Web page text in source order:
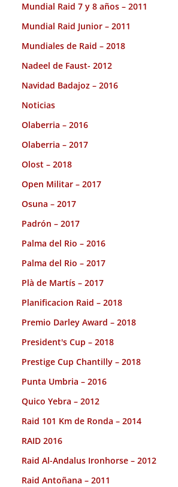
Mundial Raid 7 y 8 años – 2011
Mundial Raid Junior – 2011
Mundiales de Raid – 2018
Nadeel de Faust- 2012
Navidad Badajoz – 2016
Noticias
Olaberria – 2016
Olaberria – 2017
Olost – 2018
Open Militar – 2017
Osuna – 2017
Padrón – 2017
Palma del Rio – 2016
Palma del Rio – 2017
Plà de Martís – 2017
Planificacion Raid – 2018
Premio Darley Award – 2018
President's Cup – 2018
Prestige Cup Chantilly – 2018
Punta Umbria – 2016
Quico Yebra – 2012
Raid 101 Km de Ronda – 2014
RAID 2016
Raid Al-Andalus Ironhorse – 2012
Raid Antoñana – 2011